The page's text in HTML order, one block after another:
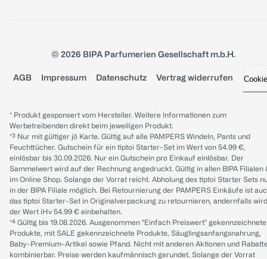
© 2026 BIPA Parfumerien Gesellschaft m.b.H.
AGB Impressum Datenschutz Vertrag widerrufen
* Produkt gesponsert vom Hersteller. Weitere Informationen zum
Werbetreibenden direkt beim jeweiligen Produkt.
*³ Nur mit gültiger jö Karte. Gültig auf alle PAMPERS Windeln, Pants und
Feuchttücher. Gutschein für ein tiptoi Starter-Set im Wert von 54.99 €,
einlösbar bis 30.09.2026. Nur ein Gutschein pro Einkauf einlösbar. Der
Sammelwert wird auf der Rechnung angedruckt. Gültig in allen BIPA Filialen
im Online Shop. Solange der Vorrat reicht. Abholung des tiptoi Starter Sets
in der BIPA Filiale möglich. Bei Retournierung der PAMPERS Einkäufe ist
das tiptoi Starter-Set in Originalverpackung zu retournieren, andernfalls wird
der Wert iHv 54.99 € einbehalten.
*⁴ Gültig bis 19.08.2026. Ausgenommen "Einfach Preiswert" gekennzeichnete
Produkte, mit SALE gekennzeichnete Produkte, Säuglingsanfangsnahrung,
Baby-Premium-Artikel sowie Pfand. Nicht mit anderen Aktionen und
kombinierbar. Preise werden kaufmännisch gerundet. Solange der Vorrat